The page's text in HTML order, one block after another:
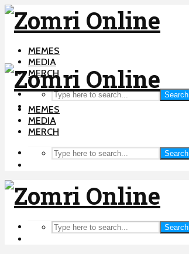
MEMES
MEDIA
MERCH
Search
MEMES
MEDIA
MERCH
Search
Search